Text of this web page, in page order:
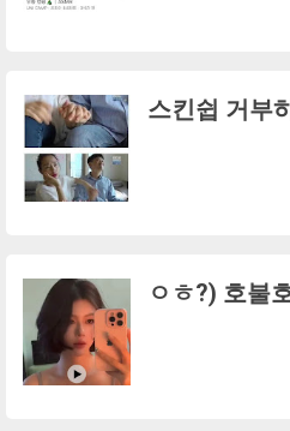
스킨쉽 거부
ㅇㅎ?) 호불